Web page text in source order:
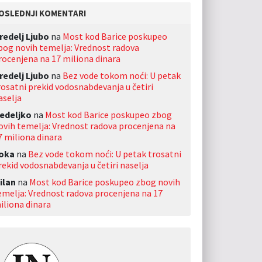
KOMENTARI
Ljubo na Most kod Barice poskupeo
novih temelja: Vrednost radova
na 17 miliona dinara
Ljubo na Bez vode tokom noći: U petak
prekid vodosnabdevanja u četiri
na Most kod Barice poskupeo zbog
temelja: Vrednost radova procenjena na
miliona dinara
na Bez vode tokom noći: U petak trosatni
vodosnabdevanja u četiri naselja
na Most kod Barice poskupeo zbog novih
Vrednost radova procenjena na 17
dinara